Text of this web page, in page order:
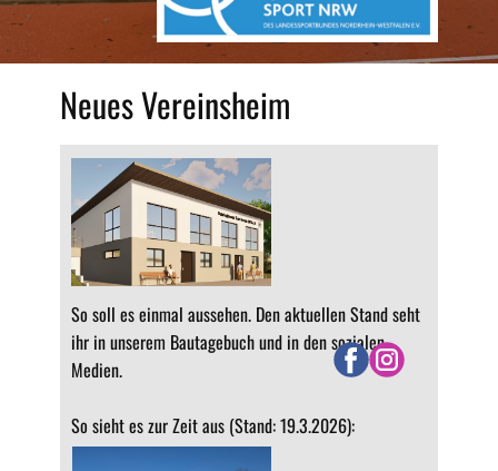
Neues Vereinsheim
So soll es einmal aussehen. Den aktuellen Stand seht
ihr in unserem Bautagebuch und in den sozialen
Medien.
So sieht es zur Zeit aus (Stand: 19.3.2026):